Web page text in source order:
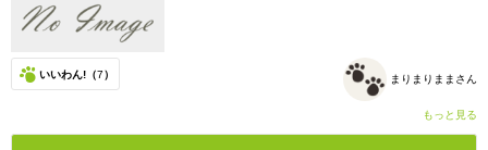
いいわん!（7） まりまりままさん
もっと見る